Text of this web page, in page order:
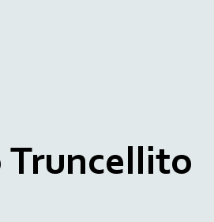
Truncellito